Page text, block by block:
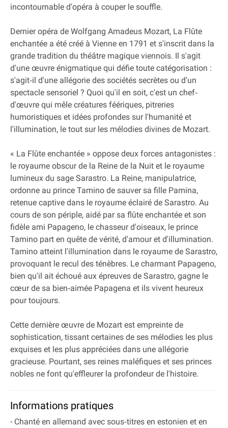
incontournable d'opéra à couper le souffle.
Dernier opéra de Wolfgang Amadeus Mozart, La Flûte
enchantée a été créé à Vienne en 1791 et s'inscrit dans la
grande tradition du théâtre magique viennois. Il s'agit
d'une œuvre énigmatique qui défie toute catégorisation :
s'agit‐il d'une allégorie des sociétés secrètes ou d'un
spectacle sensoriel ? Quoi qu'il en soit, c'est un chef‐
d'œuvre qui mêle créatures féériques, pitreries
humoristiques et idées profondes sur l'humanité et
l'illumination, le tout sur les mélodies divines de Mozart.
« La Flûte enchantée » oppose deux forces antagonistes :
le royaume obscur de la Reine de la Nuit et le royaume
lumineux du sage Sarastro. La Reine, manipulatrice,
ordonne au prince Tamino de sauver sa fille Pamina,
retenue captive dans le royaume éclairé de Sarastro. Au
cours de son périple, aidé par sa flûte enchantée et son
fidèle ami Papageno, le chasseur d'oiseaux, le prince
Tamino part en quête de vérité, d'amour et d'illumination.
Tamino atteint l'illumination dans le royaume de Sarastro,
provoquant le recul des ténèbres. Le charmant Papageno,
bien qu'il ait échoué aux épreuves de Sarastro, gagne le
cœur de sa bien‐aimée Papagena et ils vivent heureux
pour toujours.
Cette dernière œuvre de Mozart est empreinte de
sophistication, tissant certaines de ses mélodies les plus
exquises et les plus appréciées dans une allégorie
gracieuse. Pourtant, ses reines maléfiques et ses princes
nobles ne font qu'effleurer la profondeur de l'histoire.
Informations pratiques
- Chanté en allemand avec sous‐titres en estonien et en